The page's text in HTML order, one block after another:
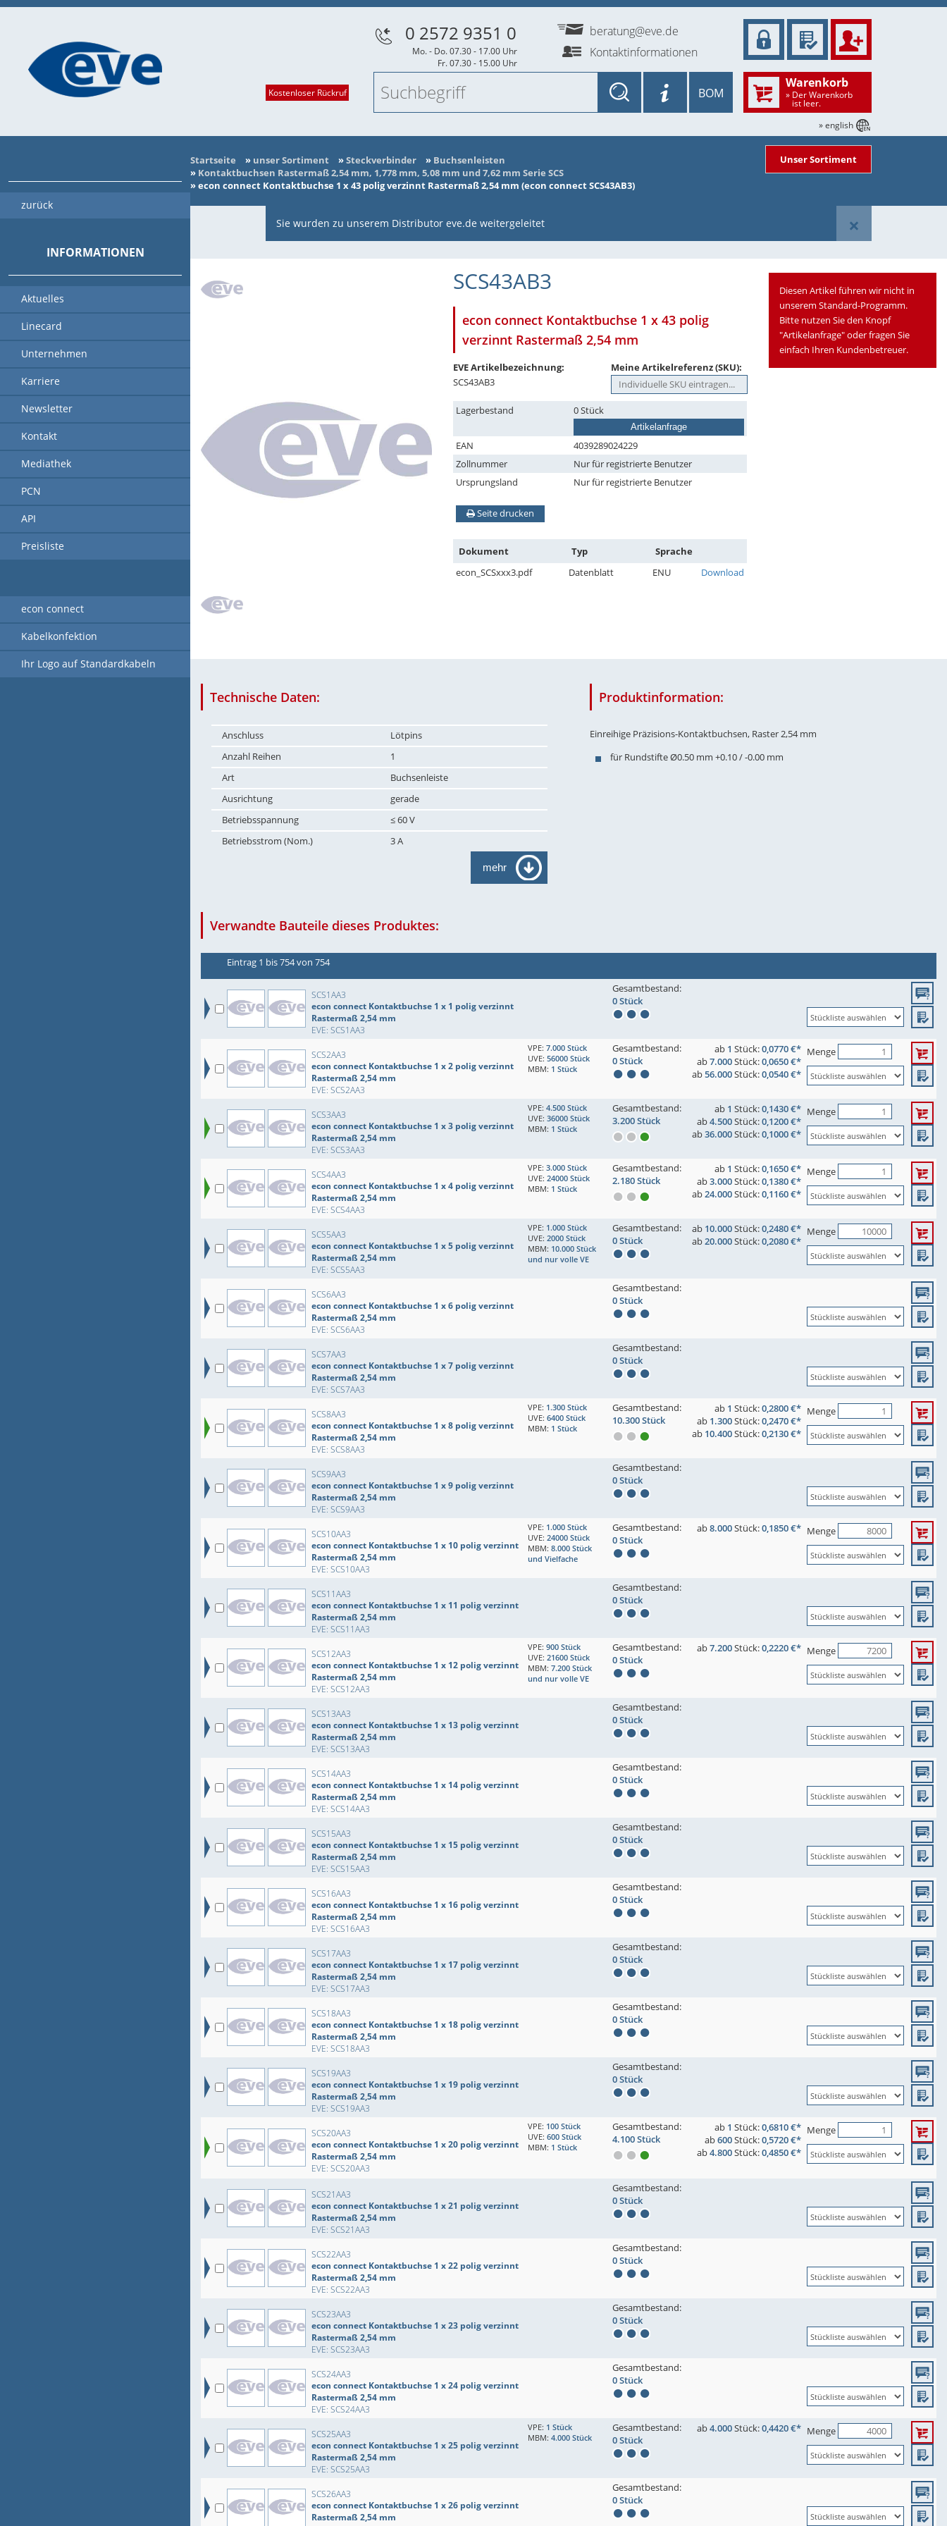
Startseite » unser Sortiment »Steckverbinder » Buchsenleisten
» Kontaktbuchsen Rastermaß 2,54 mm, 1,778 mm, 5,08 mm und 7,62 mm Serie SCS
»econ connect Kontaktbuchse 1 x 43 polig verzinnt Rastermaß 2,54 mm (econ connect SCS43AB3)
Unser Sortiment
×
Sie wurden zu unserem Distributor eve.de weitergeleitet
SCS43AB3
econ connect Kontaktbuchse 1 x 43 polig
verzinnt Rastermaß 2,54 mm
EVE Artikelbezeichnung:
SCS43AB3
Meine Artikelreferenz (SKU):
Lagerbestand 0 Stück
Artikelanfrage
EAN
4039289024229
Zollnummer
Nur für registrierte Benutzer
Ursprungsland
Nur für registrierte Benutzer
Seite drucken
Dokument Typ
Sprache
econ_SCSxxx3.pdf
Datenblatt ENU Download
Diesen Artikel führen wir nicht in
unserem Standard-Programm.
Bitte nutzen Sie den Knopf
"Artikelanfrage" oder fragen Sie
einfach Ihren Kundenbetreuer.
Technische Daten:
Anschluss
Lötpins
Anzahl Reihen
1
Art
Buchsenleiste
Ausrichtung
gerade
Betriebsspannung
≤ 60 V
Betriebsstrom (Nom.)
3 A
mehr
Produktinformation:
Einreihige Präzisions-Kontaktbuchsen, Raster 2,54 mm
für Rundstifte Ø0.50 mm +0.10 / -0.00 mm
Verwandte Bauteile dieses Produktes:
Eintrag 1 bis 754 von 754
SCS1AA3
econ connect Kontaktbuchse 1 x 1 polig verzinnt
Rastermaß 2,54 mm
EVE: SCS1AA3
Gesamtbestand:
0 Stück
SCS2AA3
econ connect Kontaktbuchse 1 x 2 polig verzinnt
Rastermaß 2,54 mm
EVE: SCS2AA3
VPE: 7.000 Stück
UVE: 56000 Stück
MBM: 1 Stück
Gesamtbestand:
0 Stück
ab 1 Stück:0,0770 €*
ab7.000Stück:0,0650 €*
ab56.000Stück:0,0540 €*
Menge
SCS3AA3
econ connect Kontaktbuchse 1 x 3 polig verzinnt
Rastermaß 2,54 mm
EVE: SCS3AA3
VPE: 4.500 Stück
UVE: 36000 Stück
MBM: 1 Stück
Gesamtbestand:
3.200 Stück
ab 1 Stück:0,1430 €*
ab4.500Stück:0,1200 €*
ab36.000Stück:0,1000 €*
Menge
SCS4AA3
econ connect Kontaktbuchse 1 x 4 polig verzinnt
Rastermaß 2,54 mm
EVE: SCS4AA3
VPE: 3.000 Stück
UVE: 24000 Stück
MBM: 1 Stück
Gesamtbestand:
2.180 Stück
ab 1 Stück:0,1650 €*
ab3.000Stück:0,1380 €*
ab24.000Stück:0,1160 €*
Menge
SCS5AA3
econ connect Kontaktbuchse 1 x 5 polig verzinnt
Rastermaß 2,54 mm
EVE: SCS5AA3
VPE: 1.000 Stück
UVE: 2000 Stück
MBM: 10.000 Stück
und nur volle VE
Gesamtbestand:
0 Stück
ab 10.000Stück:0,2480 €*
ab20.000Stück:0,2080 €*
Menge
SCS6AA3
econ connect Kontaktbuchse 1 x 6 polig verzinnt
Rastermaß 2,54 mm
EVE: SCS6AA3
Gesamtbestand:
0 Stück
SCS7AA3
econ connect Kontaktbuchse 1 x 7 polig verzinnt
Rastermaß 2,54 mm
EVE: SCS7AA3
Gesamtbestand:
0 Stück
SCS8AA3
econ connect Kontaktbuchse 1 x 8 polig verzinnt
Rastermaß 2,54 mm
EVE: SCS8AA3
VPE: 1.300 Stück
UVE: 6400 Stück
MBM: 1 Stück
Gesamtbestand:
10.300 Stück
ab 1 Stück:0,2800 €*
ab 1.300Stück:0,2470 €*
ab 10.400Stück:0,2130 €*
Menge
SCS9AA3
econ connect Kontaktbuchse 1 x 9 polig verzinnt
Rastermaß 2,54 mm
EVE: SCS9AA3
Gesamtbestand:
0 Stück
SCS10AA3
econ connect Kontaktbuchse 1 x 10 polig verzinnt
Rastermaß 2,54 mm
EVE: SCS10AA3
VPE: 1.000 Stück
UVE: 24000 Stück
MBM: 8.000 Stück
und Vielfache
Gesamtbestand:
0 Stück
ab8.000Stück:0,1850 €* Menge
SCS11AA3
econ connect Kontaktbuchse 1 x 11 polig verzinnt
Rastermaß 2,54 mm
EVE: SCS11AA3
Gesamtbestand:
0 Stück
SCS12AA3
econ connect Kontaktbuchse 1 x 12 polig verzinnt
Rastermaß 2,54 mm
EVE: SCS12AA3
VPE: 900 Stück
UVE: 21600 Stück
MBM: 7.200 Stück
und nur volle VE
Gesamtbestand:
0 Stück
ab7.200Stück:0,2220 €* Menge
SCS13AA3
econ connect Kontaktbuchse 1 x 13 polig verzinnt
Rastermaß 2,54 mm
EVE: SCS13AA3
Gesamtbestand:
0 Stück
SCS14AA3
econ connect Kontaktbuchse 1 x 14 polig verzinnt
Rastermaß 2,54 mm
EVE: SCS14AA3
Gesamtbestand:
0 Stück
SCS15AA3
econ connect Kontaktbuchse 1 x 15 polig verzinnt
Rastermaß 2,54 mm
EVE: SCS15AA3
Gesamtbestand:
0 Stück
SCS16AA3
econ connect Kontaktbuchse 1 x 16 polig verzinnt
Rastermaß 2,54 mm
EVE: SCS16AA3
Gesamtbestand:
0 Stück
SCS17AA3
econ connect Kontaktbuchse 1 x 17 polig verzinnt
Rastermaß 2,54 mm
EVE: SCS17AA3
Gesamtbestand:
0 Stück
SCS18AA3
econ connect Kontaktbuchse 1 x 18 polig verzinnt
Rastermaß 2,54 mm
EVE: SCS18AA3
Gesamtbestand:
0 Stück
SCS19AA3
econ connect Kontaktbuchse 1 x 19 polig verzinnt
Rastermaß 2,54 mm
EVE: SCS19AA3
Gesamtbestand:
0 Stück
SCS20AA3
econ connect Kontaktbuchse 1 x 20 polig verzinnt
Rastermaß 2,54 mm
EVE: SCS20AA3
VPE: 100 Stück
UVE: 600 Stück
MBM: 1 Stück
Gesamtbestand:
4.100 Stück
ab 1 Stück:0,6810 €*
ab600Stück:0,5720 €*
ab4.800Stück:0,4850 €*
Menge
SCS21AA3
econ connect Kontaktbuchse 1 x 21 polig verzinnt
Rastermaß 2,54 mm
EVE: SCS21AA3
Gesamtbestand:
0 Stück
SCS22AA3
econ connect Kontaktbuchse 1 x 22 polig verzinnt
Rastermaß 2,54 mm
EVE: SCS22AA3
Gesamtbestand:
0 Stück
SCS23AA3
econ connect Kontaktbuchse 1 x 23 polig verzinnt
Rastermaß 2,54 mm
EVE: SCS23AA3
Gesamtbestand:
0 Stück
SCS24AA3
econ connect Kontaktbuchse 1 x 24 polig verzinnt
Rastermaß 2,54 mm
EVE: SCS24AA3
Gesamtbestand:
0 Stück
SCS25AA3
econ connect Kontaktbuchse 1 x 25 polig verzinnt
Rastermaß 2,54 mm
EVE: SCS25AA3
VPE: 1 Stück
MBM: 4.000 Stück
Gesamtbestand:
0 Stück
ab4.000Stück:0,4420 €* Menge
SCS26AA3
econ connect Kontaktbuchse 1 x 26 polig verzinnt
Rastermaß 2,54 mm
Gesamtbestand:
0 Stück
Kostenloser Rückruf
0 2572 9351 0
Mo. - Do. 07.30 - 17.00 Uhr
Fr. 07.30 - 15.00 Uhr
beratung@eve.de
Kontaktinformationen
Warenkorb
» Der Warenkorb
ist leer.
BOM
» english
zurück
INFORMATIONEN
Aktuelles
Linecard
Unternehmen
Karriere
Newsletter
Kontakt
Mediathek
PCN
API
Preisliste
econ connect
Kabelkonfektion
Ihr Logo auf Standardkabeln